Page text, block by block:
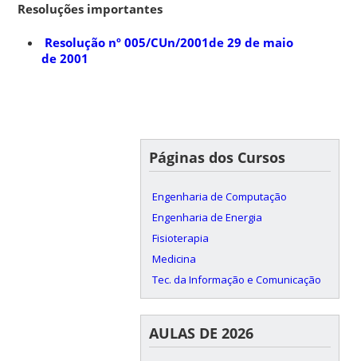
Resoluções importantes
Resolução nº 005/CUn/2001de 29 de maio
de 2001
Páginas dos Cursos
Engenharia de Computação
Engenharia de Energia
Fisioterapia
Medicina
Tec. da Informação e Comunicação
AULAS DE 2026